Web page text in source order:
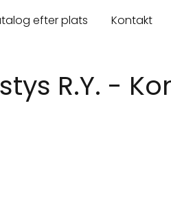
efter plats Kontakt
R.Y. -